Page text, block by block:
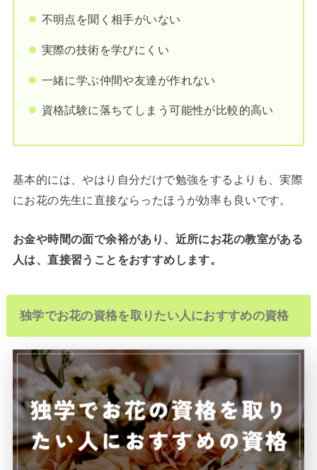
不明点を聞く相手がいない
実際の技術を学びにくい
一緒に学ぶ仲間や友達が作れない
資格試験に落ちてしまう可能性が比較的高い
基本的には、やはり自分だけで勉強をするよりも、実際
にお花の先生に直接ならったほうが効率も良いです。
お金や時間の面で余裕があり、近所にお花の教室がある
人は、直接習うことをおすすめします。
独学でお花の資格を取りたい人におすすめの資格